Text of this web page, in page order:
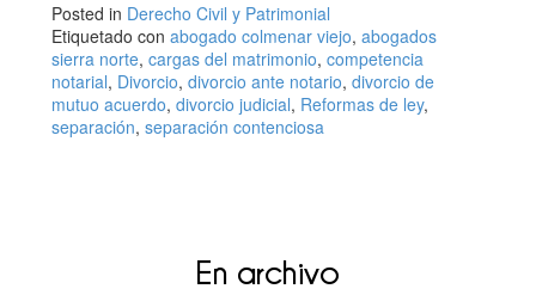
Posted in Derecho Civil y Patrimonial
Etiquetado conabogado colmenar viejo,abogados
sierra norte,cargas del matrimonio,competencia
notarial, Divorcio,divorcio ante notario,divorcio de
mutuo acuerdo,divorcio judicial, Reformas de ley,
separación,separación contenciosa
En archivo